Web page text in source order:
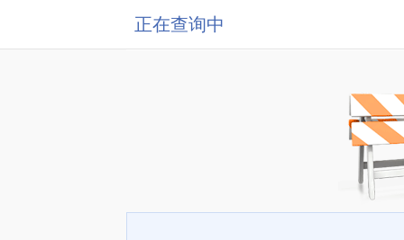
正在查询中